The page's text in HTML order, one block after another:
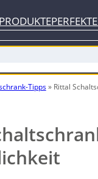
PRODUKTE
Tipps» Rittal